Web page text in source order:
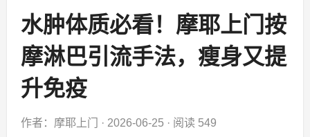
水肿体质必看！摩耶上门按
摩淋巴引流手法，瘦身又提
升免疫
作者：摩耶上门 · 2026-06-25 · 阅读 549